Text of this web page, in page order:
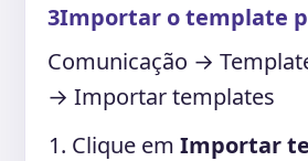
3Importar o template
Comunicação →
→ Importar templates
Clique em Importar